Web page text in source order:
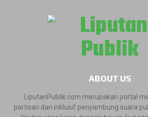
ABOUT US
LiputanPublik.com merupakan portal
partisan dan inklusif penyambung suara